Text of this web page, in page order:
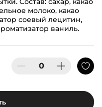
молоко, какао
соевый лецитин,
ваниль.